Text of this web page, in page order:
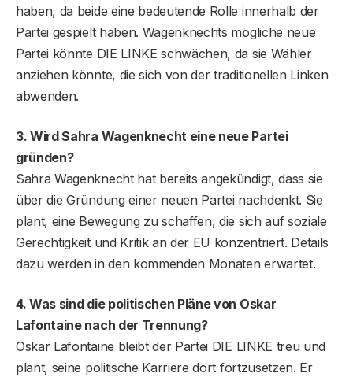
haben, da beide eine bedeutende Rolle innerhalb der
Partei gespielt haben. Wagenknechts mögliche neue
Partei könnte DIE LINKE schwächen, da sie Wähler
anziehen könnte, die sich von der traditionellen Linken
abwenden.
3. Wird Sahra Wagenknecht eine neue Partei
gründen?
Sahra Wagenknecht hat bereits angekündigt, dass sie
über die Gründung einer neuen Partei nachdenkt. Sie
plant, eine Bewegung zu schaffen, die sich auf soziale
Gerechtigkeit und Kritik an der EU konzentriert. Details
dazu werden in den kommenden Monaten erwartet.
4. Was sind die politischen Pläne von Oskar
Lafontaine nach der Trennung?
Oskar Lafontaine bleibt der Partei DIE LINKE treu und
plant, seine politische Karriere dort fortzusetzen. Er